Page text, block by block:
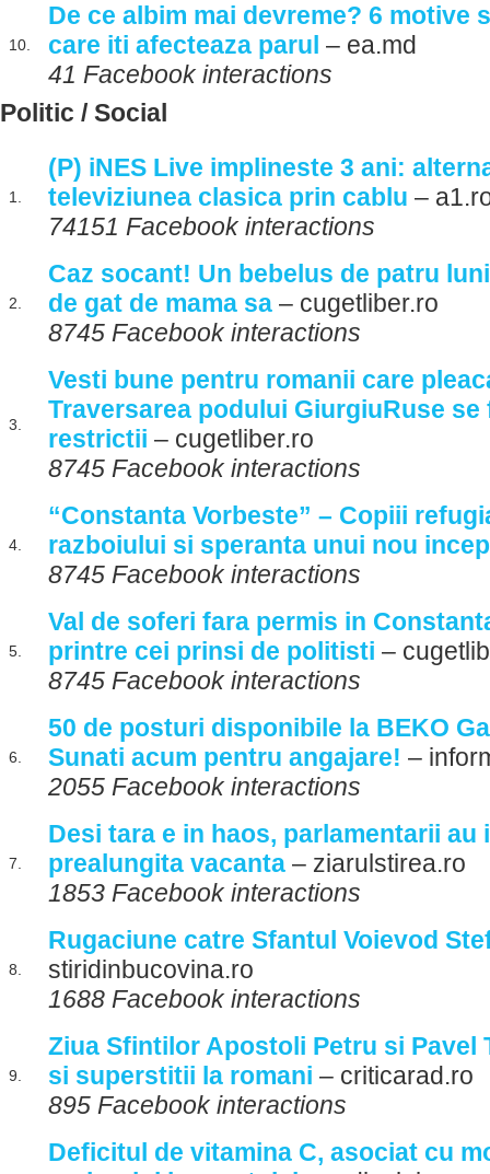
10.
De ce albim mai devreme? 6 motive
care iti afecteaza parul – ea.md
41 Facebook interactions
Politic / Social
1.
(P) iNES Live implineste 3 ani:
televiziunea clasica prin cablu –
74151 Facebook interactions
2.
Caz socant! Un bebelus de patru
de gat de mama sa – cugetliber.ro
8745 Facebook interactions
3.
Vesti bune pentru romanii care
Traversarea podului GiurgiuRuse se
restrictii – cugetliber.ro
8745 Facebook interactions
4.
“Constanta Vorbeste” – Copiii
razboiului si speranta unui nou
8745 Facebook interactions
5.
Val de soferi fara permis in
printre cei prinsi de politisti –
8745 Facebook interactions
6.
50 de posturi disponibile la BEKO
Sunati acum pentru angajare! –
2055 Facebook interactions
7.
Desi tara e in haos, parlamentarii au
prealungita vacanta – ziarulstirea.ro
1853 Facebook interactions
8.
Rugaciune catre Sfantul Voievod
stiridinbucovina.ro
1688 Facebook interactions
9.
Ziua Sfintilor Apostoli Petru si Pavel
si superstitii la romani – criticarad.ro
895 Facebook interactions
Deficitul de vitamina C, asociat cu